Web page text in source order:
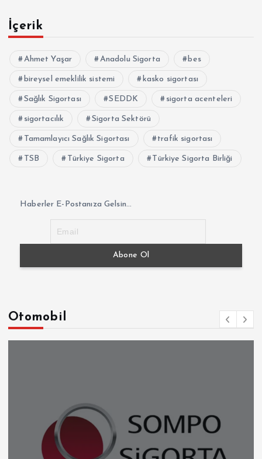
İçerik
Ahmet Yaşar Anadolu Sigorta bes
bireysel emeklilik sistemi kasko sigortası
Sağlık Sigortası SEDDK sigorta acenteleri
sigortacılık Sigorta Sektörü
Tamamlayıcı Sağlık Sigortası trafik sigortası
TSB Türkiye Sigorta Türkiye Sigorta Birliği
Haberler E-Postanıza Gelsin...
Otomobil